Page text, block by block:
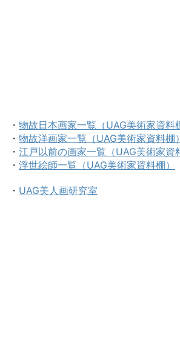
・ 物故日本画家一覧（UAG美術家資料
・ 物故洋画家一覧（UAG美術家資料棚）
・ 江戸以前の画家一覧（UAG美術家資
・ 浮世絵師一覧（UAG美術家資料棚）
・ UAG美人画研究室